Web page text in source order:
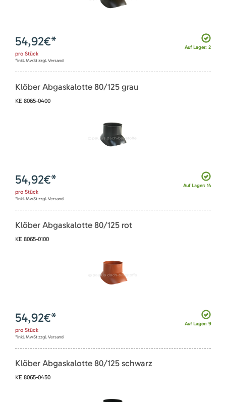
Auf Lager: 2
54,92€*
pro Stück
*inkl. MwSt zzgl. Versand
Klöber Abgaskalotte 80/125 grau
KE 8065-0400
Auf Lager: 14
54,92€*
pro Stück
*inkl. MwSt zzgl. Versand
Klöber Abgaskalotte 80/125 rot
KE 8065-0100
Auf Lager: 9
54,92€*
pro Stück
*inkl. MwSt zzgl. Versand
Klöber Abgaskalotte 80/125 schwarz
KE 8065-0450